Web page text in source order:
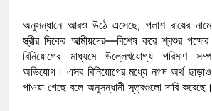
অনুসন্ধানে আরও উঠে এসেছে, পলাশ রায়ের নামে
স্ত্রীর দিকের আত্মীয়দের—বিশেষ করে শ্বশুর
বিনিয়োগের মাধ্যমে উল্লেখযোগ্য পরিমাণ
অভিযোগ। এসব বিনিয়োগের মধ্যে নগদ অর্থ ছাড়াও
পাওয়া গেছে বলে অনুসন্ধানী সূত্রগুলো দাবি করেছে।